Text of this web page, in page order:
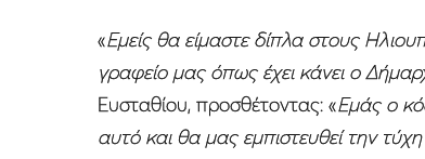
«Εμείς θα είμαστε δίπλα στους
γραφείο μας όπως έχει κάνει ο
Ευσταθίου, προσθέτοντας: «Εμάς ο
αυτό και θα μας εμπιστευθεί την